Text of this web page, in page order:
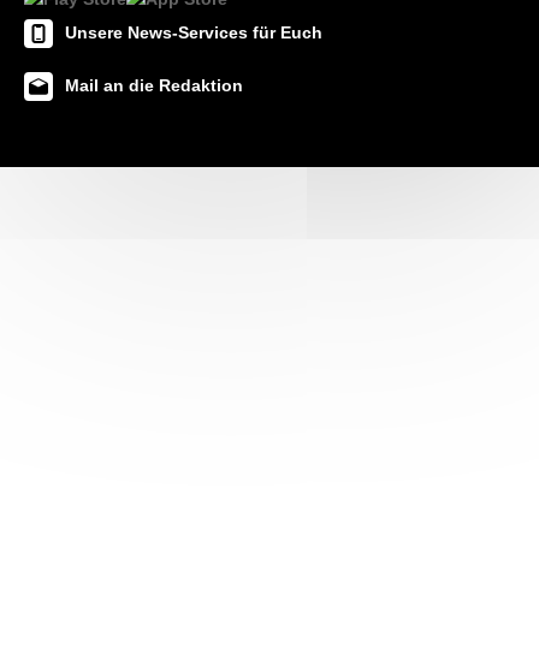
Unsere News-Services für Euch
Mail an die Redaktion